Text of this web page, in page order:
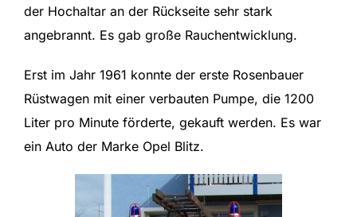
der Hochaltar an der Rückseite sehr stark
angebrannt. Es gab große Rauchentwicklung.
Erst im Jahr 1961 konnte der erste Rosenbauer
Rüstwagen mit einer verbauten Pumpe, die 1200
Liter pro Minute förderte, gekauft werden. Es war
ein Auto der Marke Opel Blitz.